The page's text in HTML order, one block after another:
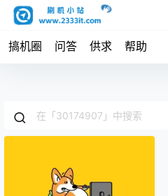
搞机圈 问答 供求 帮助